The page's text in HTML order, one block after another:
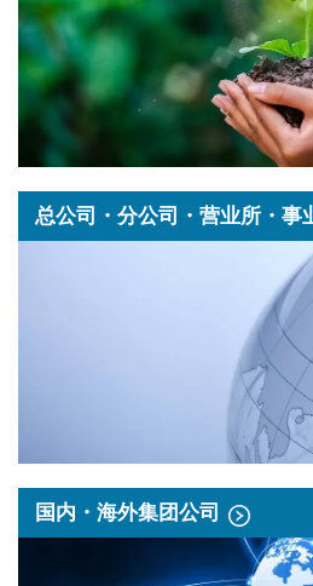
总公司・分公司・营业所・事
国内・海外集团公司